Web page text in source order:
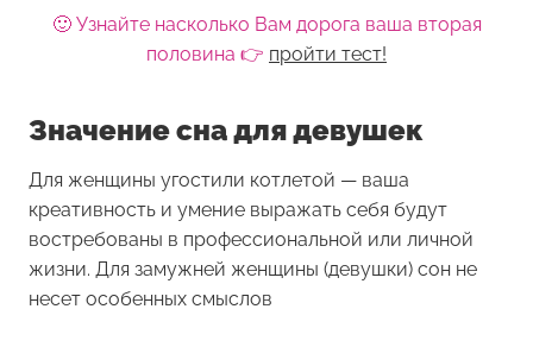
🙂 Узнайте насколько Вам дорога ваша вторая
половина 👉 пройти тест!
Значение сна для девушек
Для женщины угостили котлетой — ваша
креативность и умение выражать себя будут
востребованы в профессиональной или личной
жизни. Для замужней женщины (девушки) сон не
несет особенных смыслов